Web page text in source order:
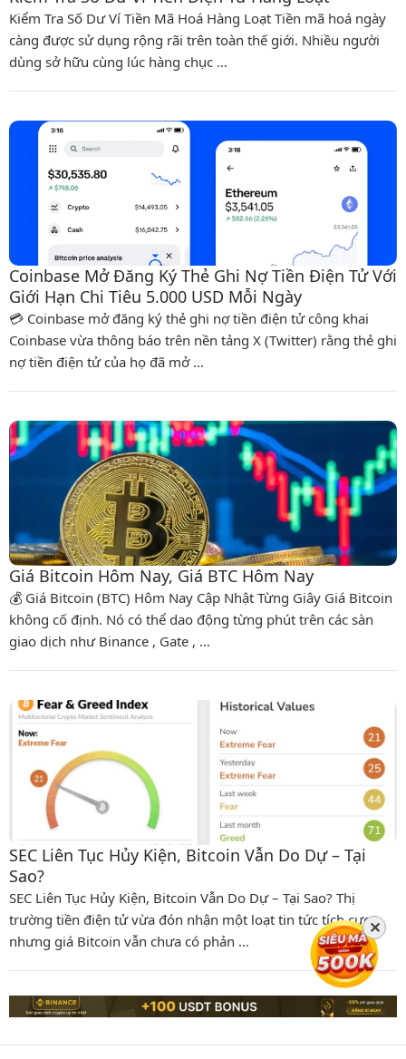
Kiểm Tra Số Dư Ví Tiền Mã Hoá Hàng Loạt Tiền mã hoá ngày
càng được sử dụng rộng rãi trên toàn thế giới. Nhiều người
dùng sở hữu cùng lúc hàng chục …
Coinbase Mở Đăng Ký Thẻ Ghi Nợ Tiền Điện Tử Với
Giới Hạn Chi Tiêu 5.000 USD Mỗi Ngày
💳 Coinbase mở đăng ký thẻ ghi nợ tiền điện tử công khai
Coinbase vừa thông báo trên nền tảng X (Twitter) rằng thẻ ghi
nợ tiền điện tử của họ đã mở …
Giá Bitcoin Hôm Nay, Giá BTC Hôm Nay
💰 Giá Bitcoin (BTC) Hôm Nay Cập Nhật Từng Giây Giá Bitcoin
không cố định. Nó có thể dao động từng phút trên các sàn
giao dịch như Binance , Gate , …
SEC Liên Tục Hủy Kiện, Bitcoin Vẫn Do Dự – Tại
Sao?
SEC Liên Tục Hủy Kiện, Bitcoin Vẫn Do Dự – Tại Sao? Thị
trường tiền điện tử vừa đón nhận một loạt tin tức tích cực,
nhưng giá Bitcoin vẫn chưa có phản …
✕